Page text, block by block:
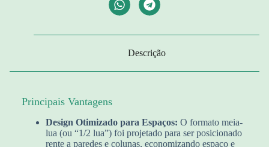
Descrição
Principais Vantagens
Design Otimizado para Espaços: O formato meia-
lua (ou “1/2 lua”) foi projetado para ser posicionado
rente a paredes e colunas, economizando espaço e